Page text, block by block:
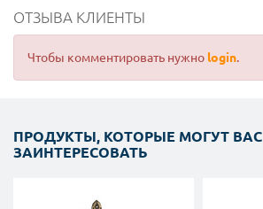
ОТЗЫВА КЛИЕНТЫ
Чтобы комментировать нужно login.
ПРОДУКТЫ, КОТОРЫЕ МОГУТ ВАС
ЗАИНТЕРЕСОВАТЬ